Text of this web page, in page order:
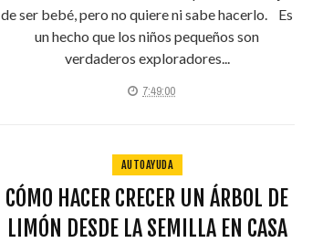
de ser bebé, pero no quiere ni sabe hacerlo. Es
un hecho que los niños pequeños son
verdaderos exploradores...
7:49:00
AUTOAYUDA
CÓMO HACER CRECER UN ÁRBOL DE
LIMÓN DESDE LA SEMILLA EN CASA